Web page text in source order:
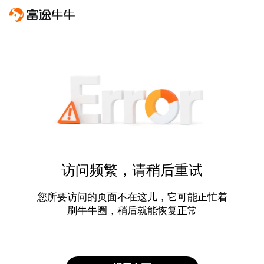
访问频繁，请稍后重试
您所要访问的页面不在这儿，它可能正忙着
刷牛牛圈，稍后就能恢复正常